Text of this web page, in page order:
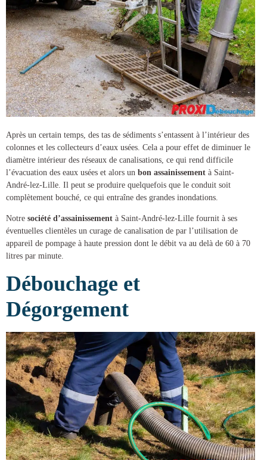
Après un certain temps, des tas de sédiments s’entassent à l’intérieur des
colonnes et les collecteurs d’eaux usées. Cela a pour effet de diminuer le
diamètre intérieur des réseaux de canalisations, ce qui rend difficile
l’évacuation des eaux usées et alors un bon assainissement à Saint-
André-lez-Lille . Il peut se produire quelquefois que le conduit soit
complètement bouché, ce qui entraîne des grandes inondations.
Notre société d’assainissement à Saint-André-lez-Lille fournit à ses
éventuelles clientèles un curage de canalisation de par l’utilisation de
appareil de pompage à haute pression dont le débit va au delà de 60 à 70
litres par minute.
Débouchage et
Dégorgement